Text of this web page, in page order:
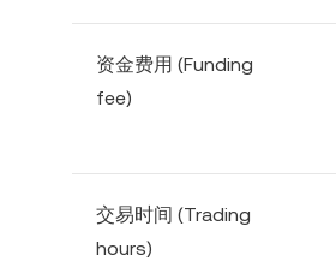
资金费用 (Funding
fee)
交易时间 (Trading
hours)